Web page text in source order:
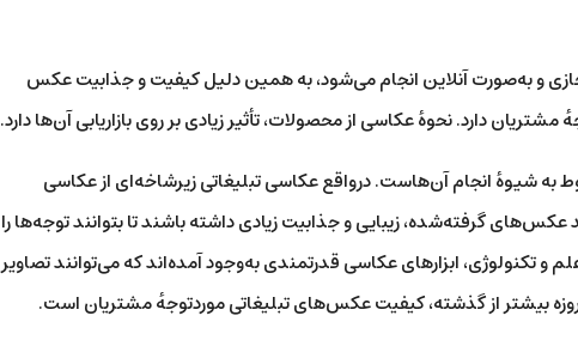
و به‌صورت آنلاین انجام می‌شود، به همین دلیل کیفیت و جذابیت عکس
دارد. نحوهٔ عکاسی از محصولات، تأثیر زیادی بر روی بازاریابی آن‌ها دارد.
به شیوهٔ انجام آن‌هاست. درواقع عکاسی تبلیغاتی زیرشاخه‌ای از عکاسی
گرفته‌شده، زیبایی و جذابیت زیادی داشته باشند تا بتوانند توجه‌ها را
تکنولوژی، ابزارهای عکاسی قدرتمندی به‌وجود آمده‌اند که می‌توانند تصاویر
بیشتر از گذشته، کیفیت عکس‌های تبلیغاتی موردتوجهٔ مشتریان است.